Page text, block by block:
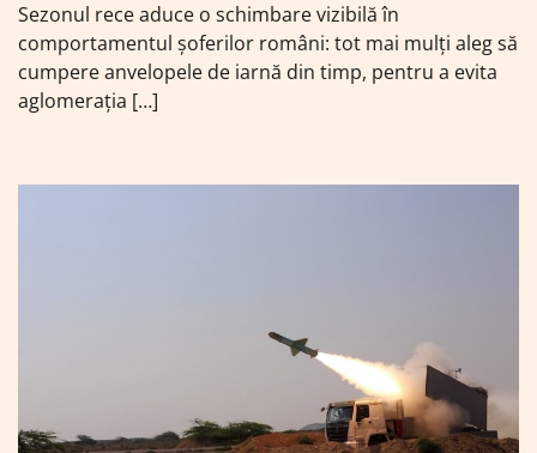
Sezonul rece aduce o schimbare vizibilă în
comportamentul șoferilor români: tot mai mulți aleg să
cumpere anvelopele de iarnă din timp, pentru a evita
aglomerația […]